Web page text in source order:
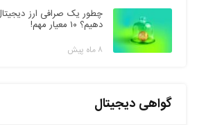
چطور یک صرافی ارز
دهیم؟ ۱۰ معیار مهم!
۸ ماه پیش
گواهی دیجیتال